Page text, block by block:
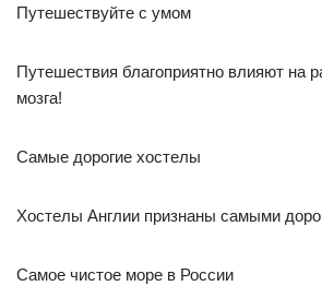
Путешествуйте с умом
Путешествия благоприятно влияют на
мозга!
Самые дорогие хостелы
Хостелы Англии признаны самыми
Самое чистое море в России